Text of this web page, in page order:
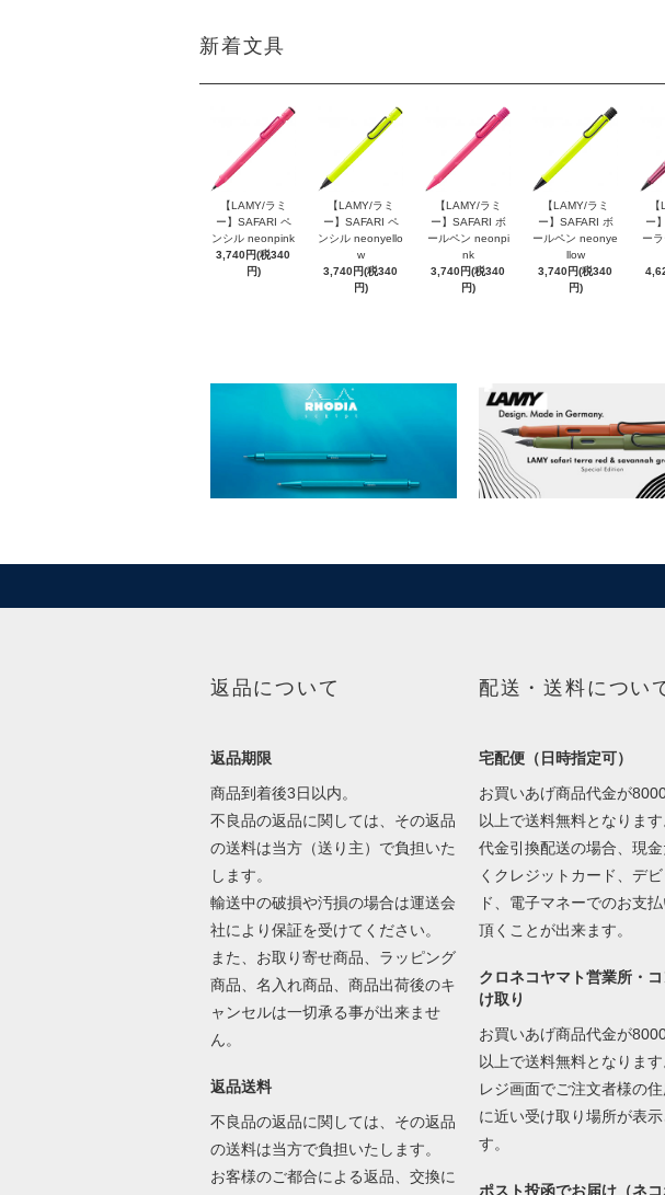
新着文具
【LAMY/ラミ
ー】SAFARI ペ
ンシル neonpink
3,740円(税340
円)
【LAMY/ラミ
ー】SAFARI ペ
ンシル neonyello
w
3,740円(税340
円)
【LAMY/ラミ
ー】SAFARI ボ
ールペン neonpi
nk
3,740円(税340
円)
【LAMY/ラミ
ー】SAFARI ボ
ールペン neonye
llow
3,740円(税340
円)
ー
ー
返品について
返品期限
商品到着後3日以内。
不良品の返品に関しては、その返品
の送料は当方（送り主）で負担いた
します。
輸送中の破損や汚損の場合は運送会
社により保証を受けてください。
また、お取り寄せ商品、ラッピング
商品、名入れ商品、商品出荷後のキ
ャンセルは一切承る事が出来ませ
ん。
返品送料
不良品の返品に関しては、その返品
の送料は当方で負担いたします。
お客様のご都合による返品、交換に
配送・送料につい
宅配便（日時指定可）
お買いあげ商品代金が
以上で送料無料となります
代金引換配送の場合、現
くクレジットカード、デ
ド、電子マネーでのお支
頂くことが出来ます。
クロネコヤマト営業所・
け取り
お買いあげ商品代金が
以上で送料無料となります
レジ画面でご注文者様の住
に近い受け取り場所が表示
す。
ポスト投函でお届け（ネ